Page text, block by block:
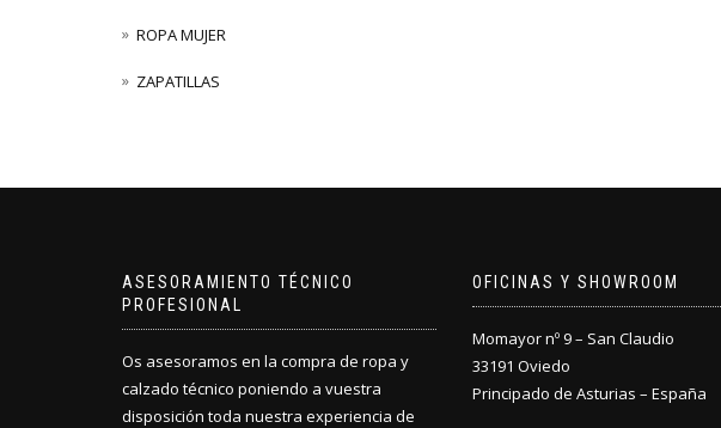
ROPA MUJER
ZAPATILLAS
ASESORAMIENTO TÉCNICO
PROFESIONAL
Os asesoramos en la compra de ropa y
calzado técnico poniendo a vuestra
disposición toda nuestra experiencia de
OFICINAS Y SHOWROOM
Momayor nº 9 – San Claudio
33191 Oviedo
Principado de Asturias – España